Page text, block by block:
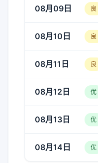
08月09日 良
08月10日 良
08月11日 良
08月12日 优
08月13日 优
08月14日 优